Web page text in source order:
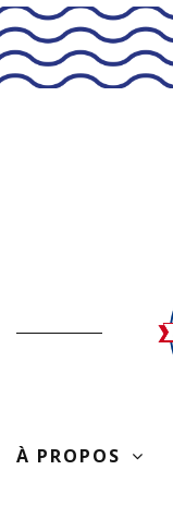
À PROPOS